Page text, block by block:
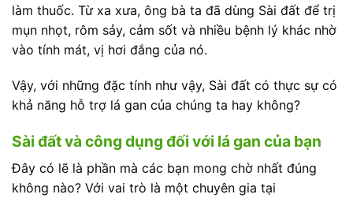
làm thuốc. Từ xa xưa, ông bà ta đã dùng Sài đất để trị
mụn nhọt, rôm sảy, cảm sốt và nhiều bệnh lý khác nhờ
vào tính mát, vị hơi đắng của nó.
Vậy, với những đặc tính như vậy, Sài đất có thực sự có
khả năng hỗ trợ lá gan của chúng ta hay không?
Sài đất và công dụng đối với lá gan của bạn
Đây có lẽ là phần mà các bạn mong chờ nhất đúng
không nào? Với vai trò là một chuyên gia tại